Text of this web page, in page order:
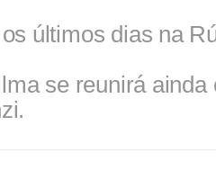
últimos dias na
se reunirá